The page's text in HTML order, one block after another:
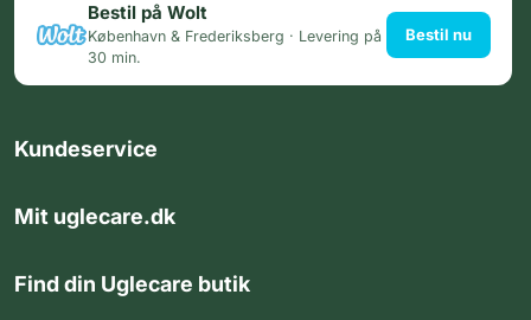
Bestil på Wolt
København & Frederiksberg · Levering på
30 min.
Bestil nu
Kundeservice
Mit uglecare.dk
Find din Uglecare butik